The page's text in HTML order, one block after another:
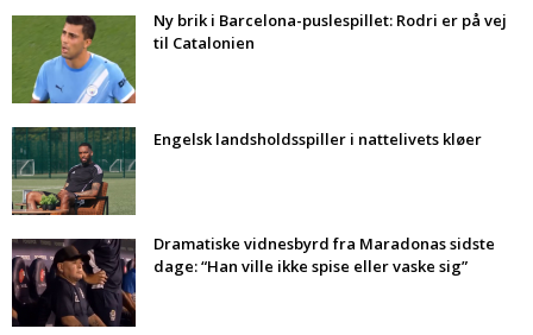
Ny brik i Barcelona-puslespillet: Rodri er på vej
til Catalonien
Engelsk landsholdsspiller i nattelivets kløer
Dramatiske vidnesbyrd fra Maradonas sidste
dage: “Han ville ikke spise eller vaske sig”